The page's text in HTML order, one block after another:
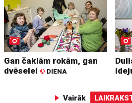
Gan čaklām rokām, gan
dvēselei © DIENA
Vairāk